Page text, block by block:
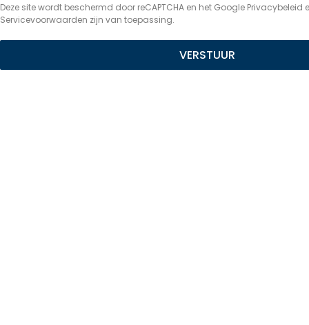
Deze site wordt beschermd door reCAPTCHA en het Google Privacybeleid
Servicevoorwaarden zijn van toepassing.
VERSTUUR